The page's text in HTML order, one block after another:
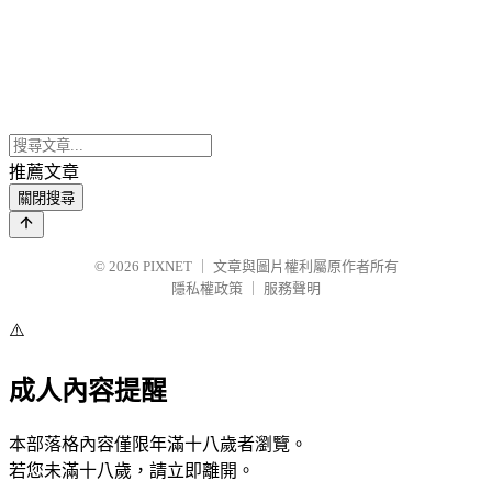
推薦文章
關閉搜尋
© 2026 PIXNET
文章與圖片權利屬原作者所有
隱私權政策
服務聲明
⚠️
成人內容提醒
本部落格內容僅限年滿十八歲者瀏覽。
若您未滿十八歲，請立即離開。